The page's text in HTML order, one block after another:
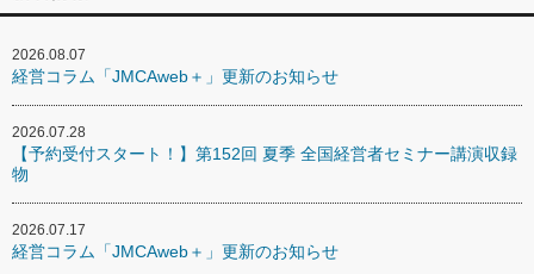
2026.08.07
経営コラム「JMCAweb＋」更新のお知らせ
2026.07.28
【予約受付スタート！】第152回 夏季 全国経営者セミナー講演収録
物
2026.07.17
経営コラム「JMCAweb＋」更新のお知らせ